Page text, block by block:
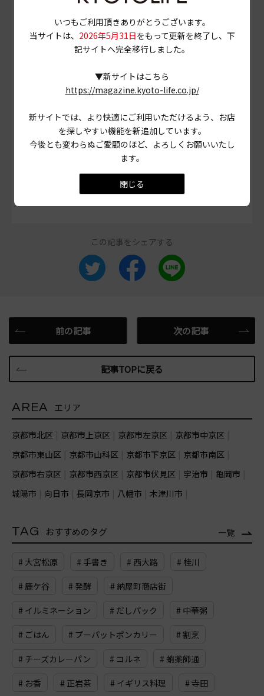
三村博史 MANABU
日時点のものです。
営業情報やメニュー等が異なる場合がありますので、
事前に確認の上ご利用ください。
# ジェラート
この記事をシェアする
前の記事
記事TOPに戻る
次の記事
AREA エリア
京都市北区 京都市上京区 京都市左京区
京都市中京区
京都市東山区
京都市山科区 京都市下京区
京都市南区
京都市右京区
京都市西京区 京都市伏見区 宇治市
亀岡市
城陽市
向日市 長岡京市 八幡市 木津川市
TAG おすすめのタグ 一覧
# 大宮松原 # 手書き # 西大路 # 桂川
# 鹿ケ谷 # 発酵 # 納屋町商店街
# イルミネーション # だしパック # 中華粥
# ごはん # プーパットポンカリー # 割烹
# チーズカレーパン # コルネ # 蛸薬師通
# お香 # 正岩茶 # イギリス料理 # 寺田
いつもご利用頂きありがとうございます。
当サイトは、 2026年5月31日をもって更新を終了し、下
記サイトへ完全移行しました。
▼新サイトはこちら
https://magazine.kyoto-life.co.jp/
新サイトでは、より快適にご利用いただけるよう、お店
を探しやすい機能を新追加しています。
今後とも変わらぬご愛顧のほど、よろしくお願いいたし
ます。
閉じる